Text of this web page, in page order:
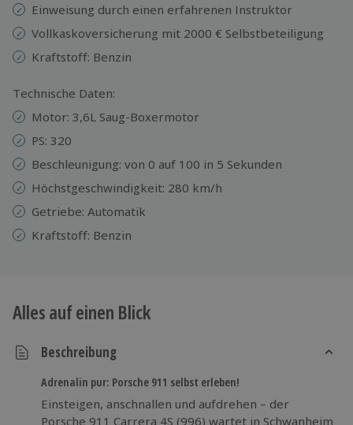
Einweisung durch einen erfahrenen Instruktor
Vollkaskoversicherung mit 2000 € Selbstbeteiligung
Kraftstoff: Benzin
Technische Daten:
Motor: 3,6L Saug-Boxermotor
PS: 320
Beschleunigung: von 0 auf 100 in 5 Sekunden
Höchstgeschwindigkeit: 280 km/h
Getriebe: Automatik
Kraftstoff: Benzin
Alles auf einen Blick
Beschreibung
Adrenalin pur: Porsche 911 selbst erleben!
Einsteigen, anschnallen und aufdrehen – der
Porsche 911 Carrera 4S (996) wartet in Schwanheim